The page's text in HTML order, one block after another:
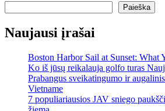
Paieška
Naujausi įrašai
Boston Harbor Sail at Sunset: What
Ko iš jūsų reikalauja golfo turas
Prabangus sveikatingumo ir
Vietname
7 populiariausios JAV sniego